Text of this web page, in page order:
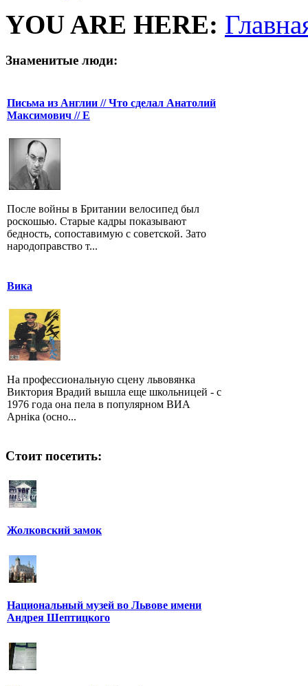
YOU ARE HERE:
Знаменитые люди:
Письма из Англии // Что сделал Анатолий
Максимович // Е
После войны в Британии велосипед был
роскошью. Старые кадры показывают
бедность, сопоставимую с советской. Зато
народоправство т...
Вика
На профессиональную сцену львовянка
Виктория Врадий вышла еще школьницей - с
1976 года она пела в популярном ВИА
Арніка (осно...
Стоит посетить:
Жолковский замок
Национальный музей во Львове имени
Андрея Шептицкого